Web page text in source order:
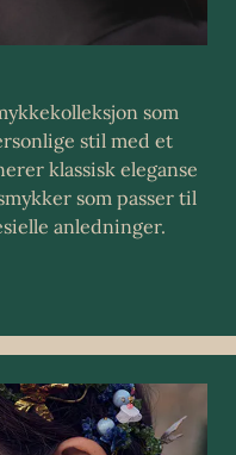
som
stil med et
klassisk eleganse
som passer til
anledninger.